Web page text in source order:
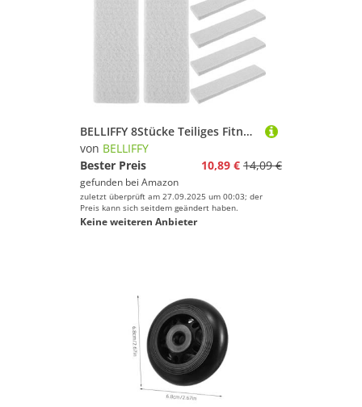
BELLIFFY 8Stücke Teiliges Fitness Fahrrad Bremsbeläge aus Filz Langlebige und Praktische Bremsklötze für Heimtrainer und Sportgeräte Einfache Installation und Leise Bremsleistung
von BELLIFFY
Bester Preis
10,89 € 14,09 €
gefunden bei Amazon
zuletzt überprüft am 27.09.2025 um 00:03; der
Preis kann sich seitdem geändert haben.
Keine weiteren Anbieter